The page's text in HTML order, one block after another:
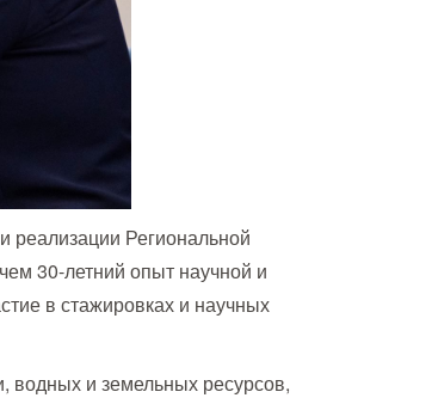
реализации Региональной
30-летний опыт научной и
в стажировках и научных
водных и земельных ресурсов,